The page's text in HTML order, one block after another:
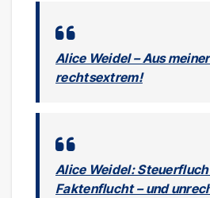
Alice Weidel – Aus
rechtsextrem!
Alice Weidel:
Faktenflucht – und